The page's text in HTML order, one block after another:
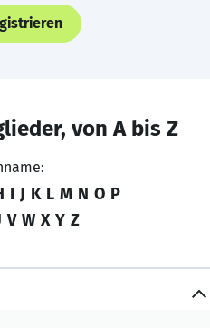
von A bis Z
I J K L M N O P
V W X Y Z